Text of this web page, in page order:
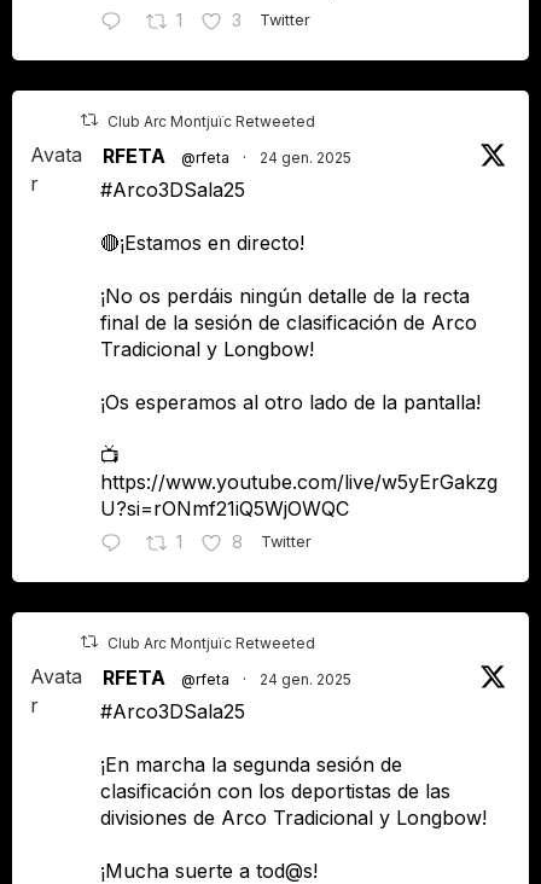
1 3 Twitter
Club Arc Montjuïc Retweeted
Avata
r
RFETA @rfeta · 24 gen. 2025
#Arco3DSala25
🔴¡Estamos en directo!
¡No os perdáis ningún detalle de la recta
final de la sesión de clasificación de Arco
Tradicional y Longbow!
¡Os esperamos al otro lado de la pantalla!
📺
https://www.youtube.com/live/w5yErGakzg
U?si=rONmf21iQ5WjOWQC
1 8 Twitter
Club Arc Montjuïc Retweeted
Avata
r
RFETA @rfeta · 24 gen. 2025
#Arco3DSala25
¡En marcha la segunda sesión de
clasificación con los deportistas de las
divisiones de Arco Tradicional y Longbow!
¡Mucha suerte a tod@s!